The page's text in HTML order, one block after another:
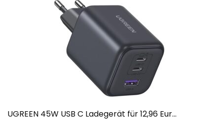
UGREEN 45W USB C Ladegerät für 12,96 Eur...